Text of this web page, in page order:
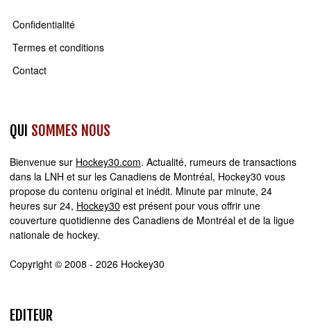
Confidentialité
Termes et conditions
Contact
QUI SOMMES NOUS
Bienvenue sur Hockey30.com. Actualité, rumeurs de transactions
dans la LNH et sur les Canadiens de Montréal, Hockey30 vous
propose du contenu original et inédit. Minute par minute, 24
heures sur 24, Hockey30 est présent pour vous offrir une
couverture quotidienne des Canadiens de Montréal et de la ligue
nationale de hockey.
Copyright © 2008 - 2026 Hockey30
EDITEUR